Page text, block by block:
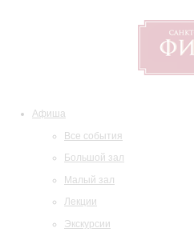
Афиша
Все события
Большой зал
Малый зал
Лекции
Экскурсии